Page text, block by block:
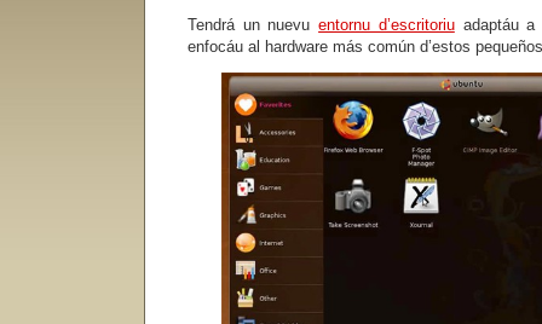
Tendrá un nuevuentornu d’escritoriuadaptáu a
enfocáu al hardware más común d’estos